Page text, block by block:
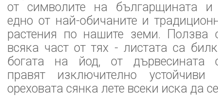
от символите на българщината
едно от най-обичаните и
растения по нашите земи. Ползва
всяка част от тях - листата са
богата на йод, от дървесината
правят изключително
ореховата сянка лете всеки иска да